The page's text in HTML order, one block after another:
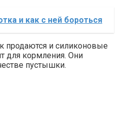
и как с ней бороться
продаются и силиконовые
для кормления. Они
пустышки.